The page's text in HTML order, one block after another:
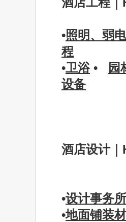
•照明、弱
程
•卫浴 •
园
设备
酒店设计｜
•设计事务所
•地面铺装